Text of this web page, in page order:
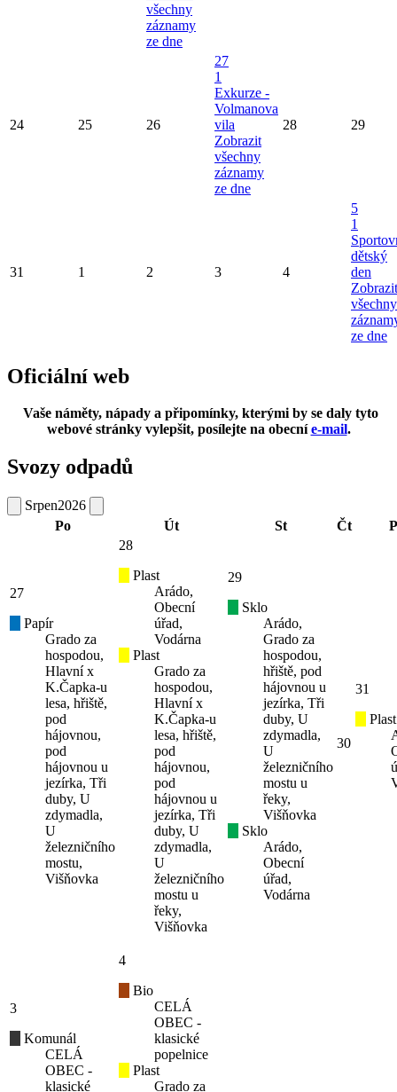
všechny
záznamy
ze dne
24 25 26
27
1
Exkurze -
Volmanova
vila
Zobrazit
všechny
záznamy
ze dne
28 29
31 1 2 3 4
5
1
dětský
den
Zobrazit
všechny
ze dne
Oficiální web
Vaše náměty, nápady a připomínky, kterými by se daly tyto
webové stránky vylepšit, posílejte na obecníe-mail.
Svozy odpadů
Srpen2026
Po
Út St Čt
27
Papír
Grado za
hospodou,
Hlavní x
K.Čapka-u
lesa, hřiště,
pod
hájovnou,
pod
hájovnou u
jezírka, Tři
duby, U
zdymadla,
U
železničního
mostu,
Višňovka
28
Plast
Arádo,
Obecní
úřad,
Vodárna
Plast
Grado za
hospodou,
Hlavní x
K.Čapka-u
lesa, hřiště,
pod
hájovnou,
pod
hájovnou u
jezírka, Tři
duby, U
zdymadla,
U
železničního
mostu u
řeky,
Višňovka
29
Sklo
Arádo,
Grado za
hospodou,
hřiště, pod
hájovnou u
jezírka, Tři
duby, U
zdymadla,
U
železničního
mostu u
řeky,
Višňovka
Sklo
Arádo,
Obecní
úřad,
Vodárna
30
31
Plast
3
Komunál
CELÁ
OBEC -
klasické
4
Bio
CELÁ
OBEC -
klasické
popelnice
Plast
Grado za